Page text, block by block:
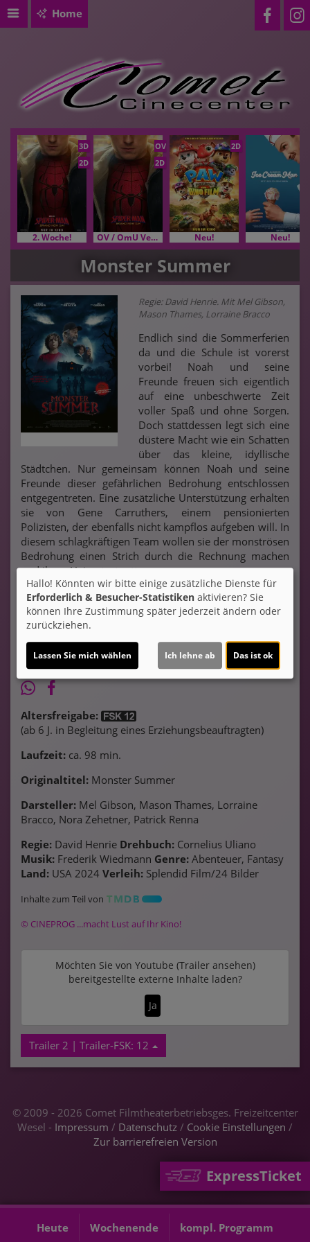
Heute Wochenende kompl. Programm
ExpressTicket
Home
3D
2D
2. Woche!
OV
2D
OV / OmU Versionen
2D
Neu! Neu!
Monster Summer
Regie: David Henrie. Mit Mel Gibson,
Mason Thames, Lorraine Bracco
Endlich sind die Sommerferien
da und die Schule ist vorerst
vorbei! Noah und seine
Freunde freuen sich eigentlich
auf eine unbeschwerte Zeit
voller Spaß und ohne Sorgen.
Doch stattdessen legt sich eine
düstere Macht wie ein Schatten
über das kleine, idyllische
Städtchen. Nur gemeinsam können Noah und seine
Freunde dieser gefährlichen Bedrohung entschlossen
entgegentreten. Eine zusätzliche Unterstützung erhalten
sie von Gene Carruthers, einem pensionierten
Polizisten, der ebenfalls nicht kampflos aufgeben will. In
diesem schlagkräftigen Team wollen sie der monströsen
Bedrohung einen Strich durch die Rechnung machen
und ihren Heimatort retten.
Ticket-Alarm
Altersfreigabe:
(ab 6 J. in Begleitung eines Erziehungsbeauftragten)
Laufzeit: ca. 98 min.
Originaltitel: Monster Summer
Darsteller: Mel Gibson, Mason Thames, Lorraine
Bracco, Nora Zehetner, Patrick Renna
Regie: David Henrie Drehbuch: Cornelius Uliano
Musik: Frederik Wiedmann Genre: Abenteuer, Fantasy
Land: USA 2024 Verleih: Splendid Film/24 Bilder
Inhalte zum Teil von
© CINEPROG ...macht Lust auf Ihr Kino!
Möchten Sie von Youtube (Trailer ansehen)
bereitgestellte externe Inhalte laden?
Ja
Trailer 2 | Trailer-FSK: 12
© 2009 - 2026 Comet Filmtheaterbetriebsges. Freizeitcenter
Wesel - Impressum / Datenschutz / Cookie Einstellungen /
Zur barrierefreien Version
Hallo! Könnten wir bitte einige zusätzliche Dienste für
Erforderlich & Besucher-Statistiken aktivieren? Sie
können Ihre Zustimmung später jederzeit ändern oder
zurückziehen.
Lassen Sie mich wählen Ich lehne ab Das ist ok